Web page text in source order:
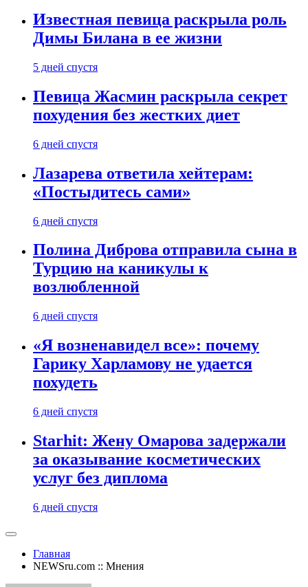
Известная певица раскрыла роль
Димы Билана в ее жизни
5 дней спустя
Певица Жасмин раскрыла секрет
похудения без жестких диет
6 дней спустя
Лазарева ответила хейтерам:
«Постыдитесь сами»
6 дней спустя
Полина Диброва отправила сына в
Турцию на каникулы к
возлюбленной
6 дней спустя
«Я возненавидел все»: почему
Гарику Харламову не удается
похудеть
6 дней спустя
Starhit: Жену Омарова задержали
за оказывание косметических
услуг без диплома
6 дней спустя
Главная
NEWSru.com :: Мнения